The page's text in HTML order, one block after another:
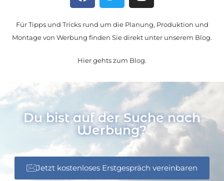
Für Tipps und Tricks rund um die Planung, Produktion und
Montage von Werbung finden Sie direkt unter unserem Blog.
Hier gehts zum Blog.
Du bist auf der Suche nach
Werbung?
Jetzt kostenloses Erstgespräch vereinbaren